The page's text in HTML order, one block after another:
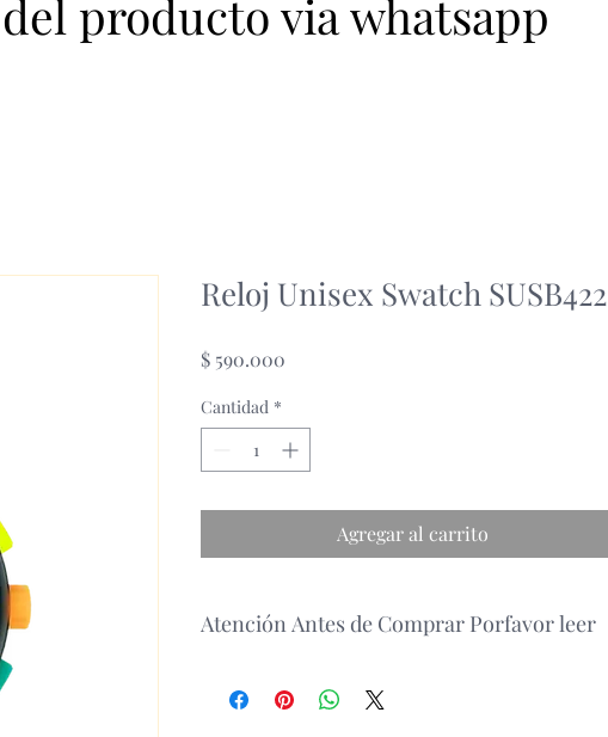
producto via whatsapp
Reloj Unisex Swatch SUSB422
$ 590.000
Cantidad *
Agregar al carrito
Atención Antes de Comprar Porfavor leer
disponibilidad del producto via whatsapp